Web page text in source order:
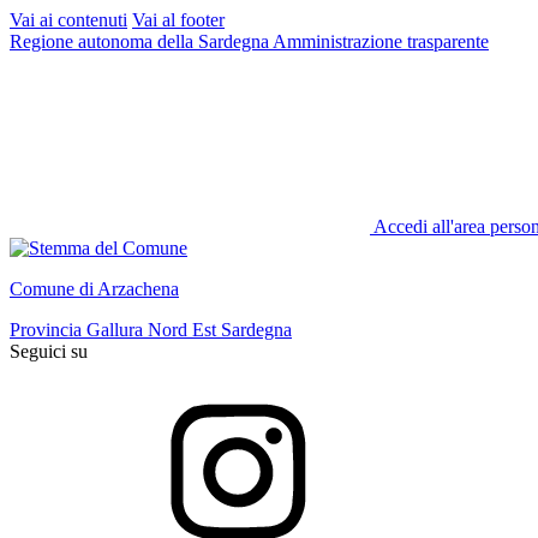
Vai ai contenuti Vai al footer
Regione autonoma della Sardegna Amministrazione trasparente
Accedi all'area
Comune di Arzachena
Provincia Gallura Nord Est Sardegna
Seguici su